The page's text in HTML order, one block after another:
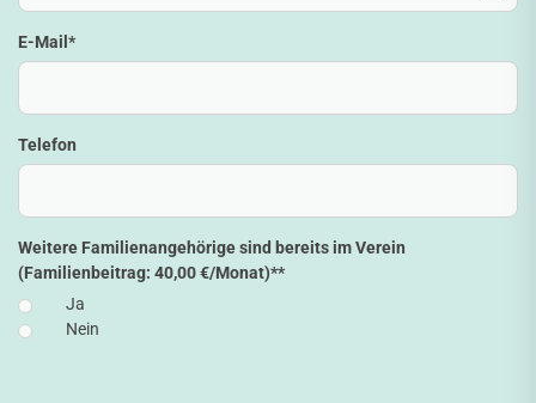
E-Mail *
Telefon
Weitere Familienangehörige sind bereits im Verein
(Familienbeitrag: 40,00 €/Monat)**
Ja
Nein